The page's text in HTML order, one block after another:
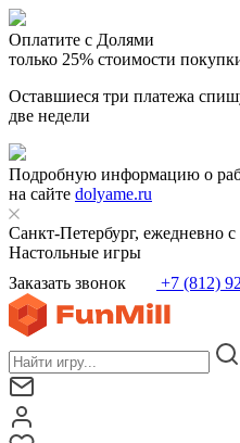
Оплатите с Долями
только 25% стоимости
Оставшиеся три платежа
две недели
Подробную информацию о
на сайте dolyame.ru
Санкт-Петербург, ежедневно
Настольные игры
Заказать звонок
+7 (812)